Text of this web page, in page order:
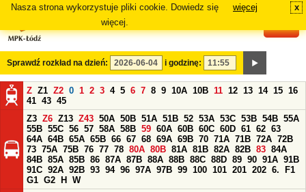
Nasza strona wykorzystuje pliki cookie. Dowiedz się
więcej.
więcej x
Sprawdź rozkład na dzień: i godzinę:
Z Z1 Z2 0 1 2 3 4 5 6 7 8 9 10A 10B 11 12 13 14 15 16
41 43 45
Z3 Z6 Z13 Z43 50A 50B 51A 51B 52 53A 53C 53B 54B 55A
55B 55C 56 57 58A 58B 59 60A 60B 60C 60D 61 62 63
64A 64B 65A 65B 66 67 68 69A 69B 70 71A 71B 72A 72B
73 75A 75B 76 77 78 80A 80B 81A 81B 82A 82B 83 84A
84B 85A 85B 86 87A 87B 88A 88B 88C 88D 89 90 91A 91B
91C 92A 92B 93 94 96 97A 97B 99 100 101 201 202 6.
F1
G1 G2 H
W